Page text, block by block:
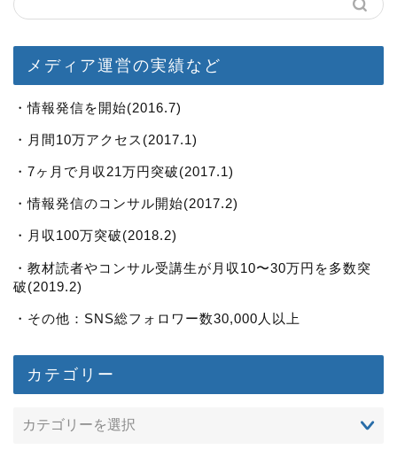
メディア運営の実績など
・情報発信を開始(2016.7)
・月間10万アクセス(2017.1)
・7ヶ月で月収21万円突破(2017.1)
・情報発信のコンサル開始(2017.2)
・月収100万突破(2018.2)
・教材読者やコンサル受講生が月収10〜30万円を多数突
破(2019.2)
・その他：SNS総フォロワー数30,000人以上
カテゴリー